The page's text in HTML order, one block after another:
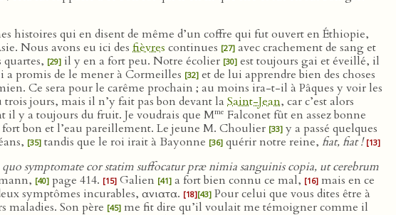
histoires qui en disent de même d’un coffre qui fut ouvert en Éthiopie,
Nous avons eu ici des fièvres continues [27] avec crachement de sang et
quartes, [29] il y en a fort peu. Notre écolier [30] est toujours gai et éveillé, il
a promis de le mener à Cormeilles [32] et de lui apprendre bien des choses
Ce sera pour le carême prochain ; au moins ira-t-il à Pâques y voir les
jours, mais il n’y fait pas bon devant la Saint-Jean, car c’est alors
il y a toujours du fruit. Je voudrais que Mme Falconet fût en assez bonne
fort bon et l’eau pareillement. Le jeune M. Choulier [33] y a passé quelques
[35] tandis que le roi irait à Bayonne [36] quérir notre reine, fiat, fiat ! [13]
symptomate cor statim suffocatur præ nimia sanguinis copia, ut cerebrum
[40] page 414. [15] Galien [41] a fort bien connu ce mal, [16] mais en ce
symptômes incurables, ανιατα. [18][43] Pour celui que vous dites être à
maladies. Son père [45] me fit dire qu’il voulait me témoigner comme il